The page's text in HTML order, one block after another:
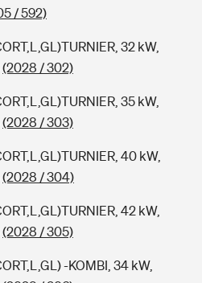
/ 592)
32 kW,
(2028 / 302)
35 kW,
(2028 / 303)
40 kW,
(2028 / 304)
42 kW,
(2028 / 305)
-KOMBI, 34 kW,